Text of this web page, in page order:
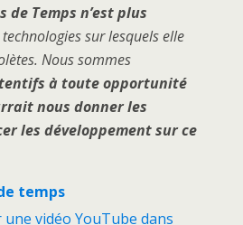
de Temps n’est plus
sur lesquels elle
. Nous sommes
à toute opportunité
nous donner les
les développement sur ce
temps
vidéo YouTube dans